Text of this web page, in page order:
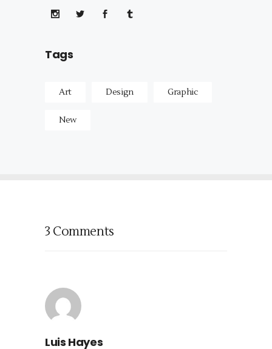
Tags
Art Design Graphic
New
3 Comments
Luis Hayes